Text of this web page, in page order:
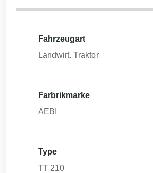
Fahrzeugart
Landwirt. Traktor
Farbrikmarke
AEBI
Type
TT 210